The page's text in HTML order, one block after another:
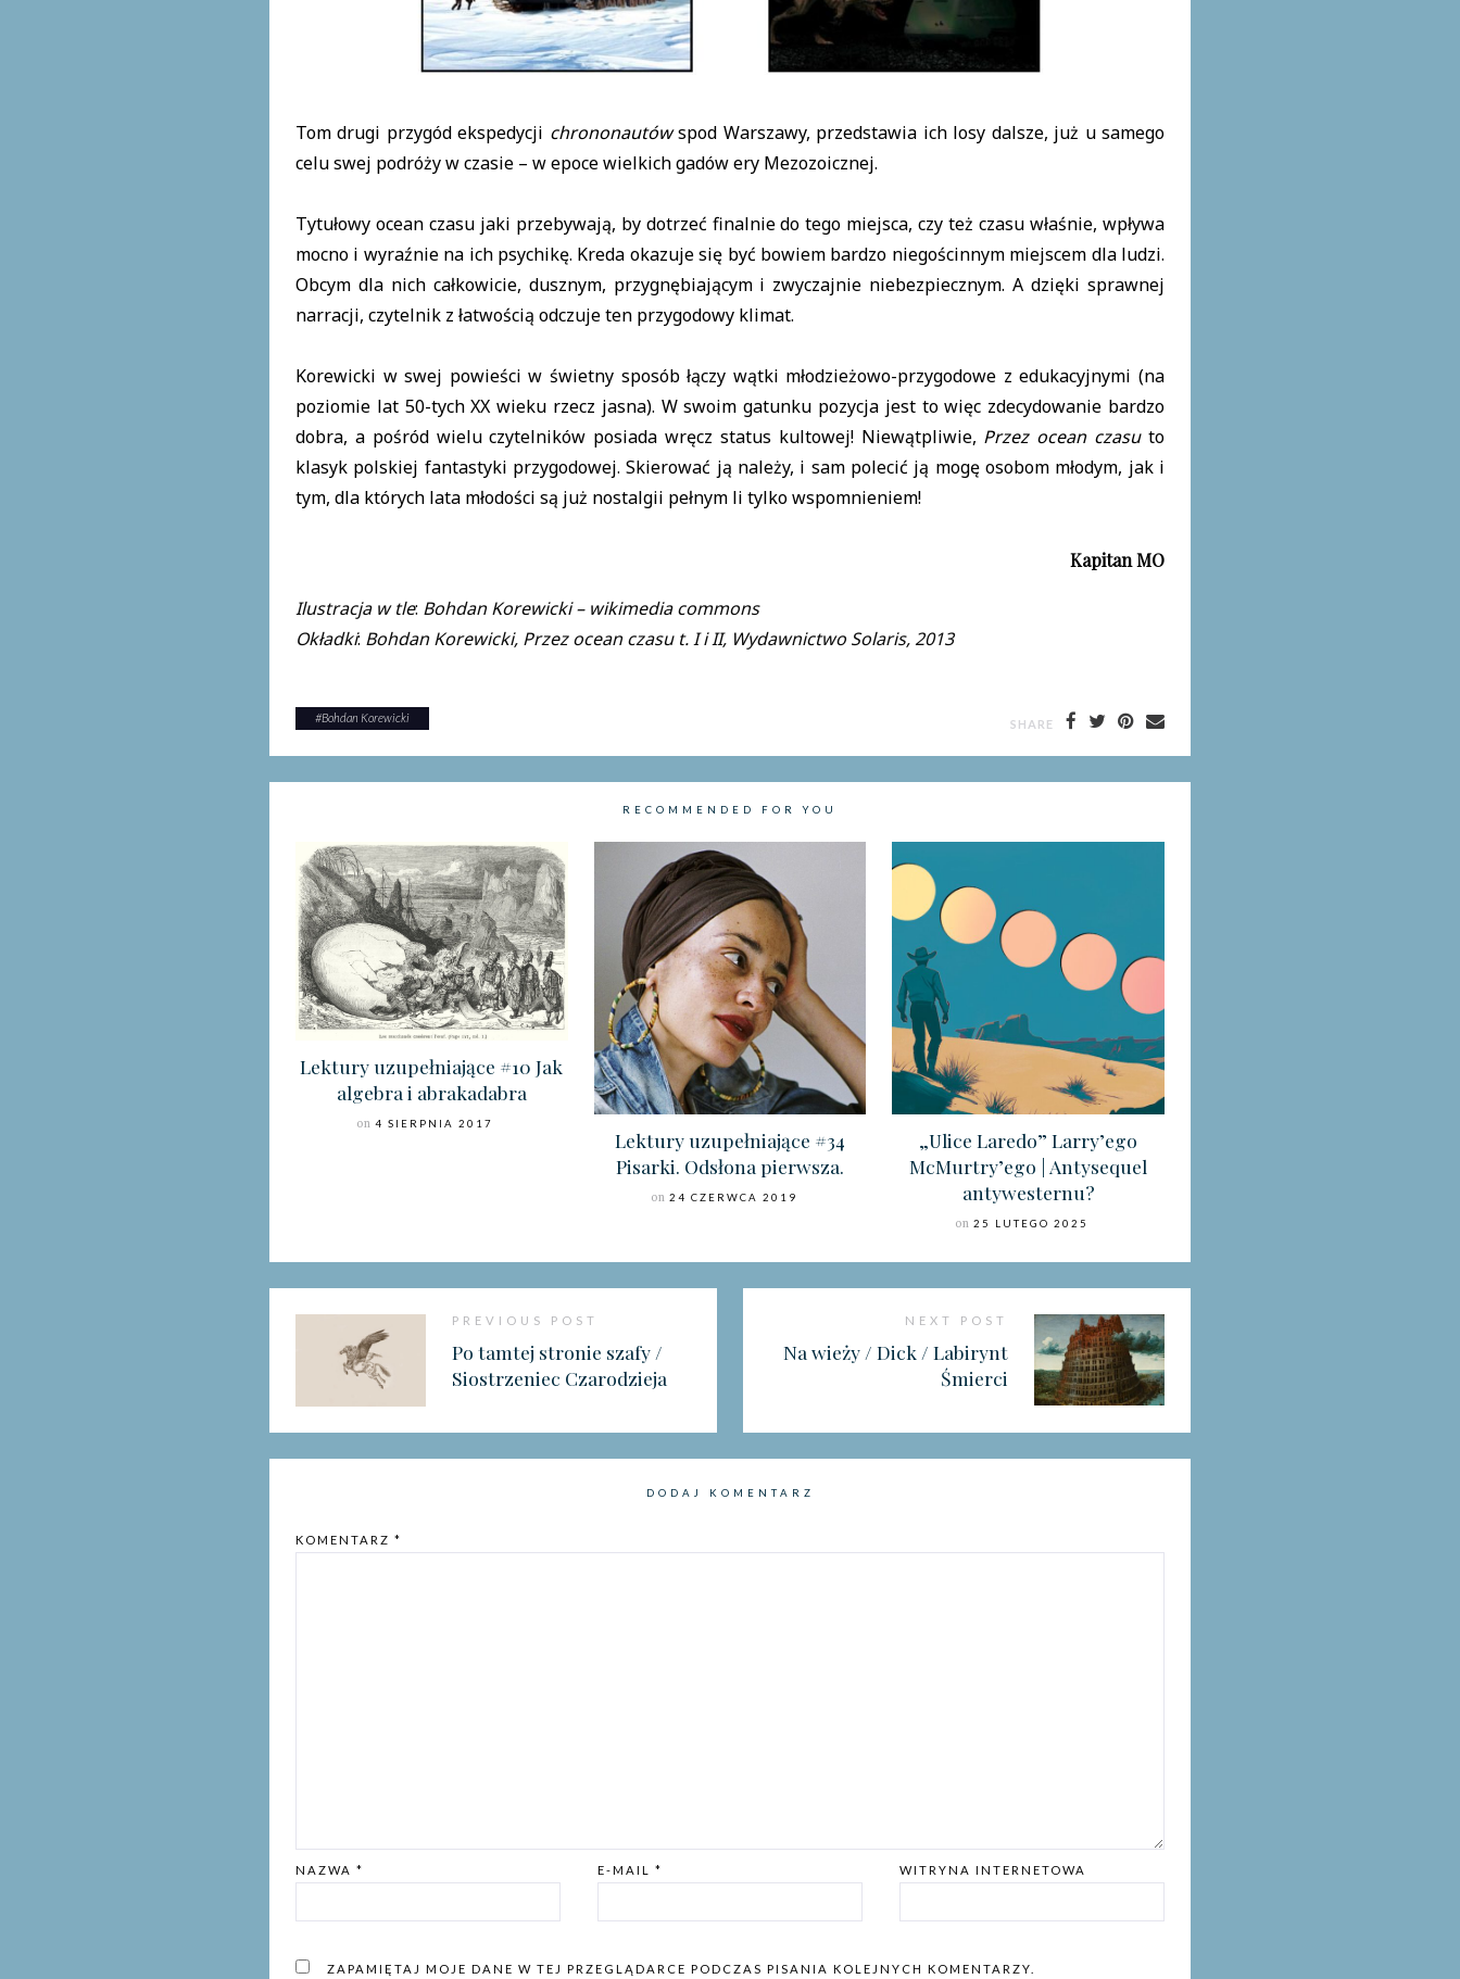
Tom drugi przygód ekspedycji chrononautówspod Warszawy, przedstawia ich losy dalsze, już u samego
celu swej podróży w czasie – w epoce wielkich gadów ery Mezozoicznej.
Tytułowy ocean czasu jaki przebywają, by dotrzeć finalnie do tego miejsca, czy też czasu właśnie, wpływa
mocno i wyraźnie na ich psychikę. Kreda okazuje się być bowiem bardzo niegościnnym miejscem dla ludzi.
Obcym dla nich całkowicie, dusznym, przygnębiającym i zwyczajnie niebezpiecznym. A dzięki sprawnej
narracji, czytelnik z łatwością odczuje ten przygodowy klimat.
Korewicki w swej powieści w świetny sposób łączy wątki młodzieżowo-przygodowe z edukacyjnymi (na
poziomie lat 50-tych XX wieku rzecz jasna). W swoim gatunku pozycja jest to więc zdecydowanie bardzo
dobra, a pośród wielu czytelników posiada wręcz status kultowej! Niewątpliwie, Przez ocean czasuto
klasyk polskiej fantastyki przygodowej. Skierować ją należy, i sam polecić ją mogę osobom młodym, jak i
tym, dla których lata młodości są już nostalgii pełnym li tylko wspomnieniem!
Kapitan MO
Ilustracja w tle: Bohdan Korewicki – wikimedia commons
Okładki: Bohdan Korewicki, Przez ocean czasu t. I i II, Wydawnictwo Solaris, 2013
#Bohdan Korewicki SHARE
RECOMMENDED FOR YOU
Lektury uzupełniające #10 Jak
algebra i abrakadabra
on4 SIERPNIA 2017
Lektury uzupełniające #34
Pisarki. Odsłona pierwsza.
on 24 CZERWCA 2019
„Ulice Laredo” Larry’ego
McMurtry’ego | Antysequel
antywesternu?
on25 LUTEGO 2025
PREVIOUS POST
Po tamtej stronie szafy /
Siostrzeniec Czarodzieja
NEXT POST
Na wieży / Dick / Labirynt
Śmierci
DODAJ KOMENTARZ
KOMENTARZ *
NAZWA * E-MAIL * WITRYNA INTERNETOWA
ZAPAMIĘTAJ MOJE DANE W TEJ PRZEGLĄDARCE PODCZAS PISANIA KOLEJNYCH KOMENTARZY.